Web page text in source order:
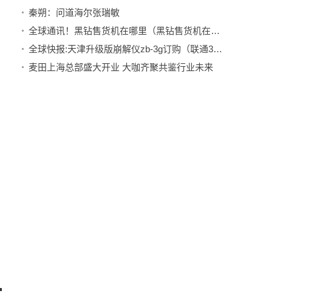
秦朔：问道海尔张瑞敏
全球通讯！黑钻售货机在哪里（黑钻售货机在哪？）
全球快报:天津升级版崩解仪zb-3g订购（联通3g升级4g）
麦田上海总部盛大开业 大咖齐聚共鉴行业未来